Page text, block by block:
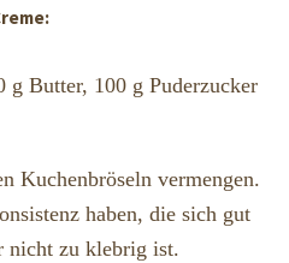
g Butter, 100 g Puderzucker
Kuchenbröseln vermengen.
haben, die sich gut
nicht zu klebrig ist.